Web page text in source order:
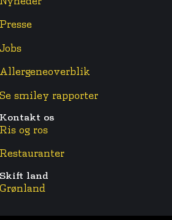
smiley rapporter
os
og ros
land